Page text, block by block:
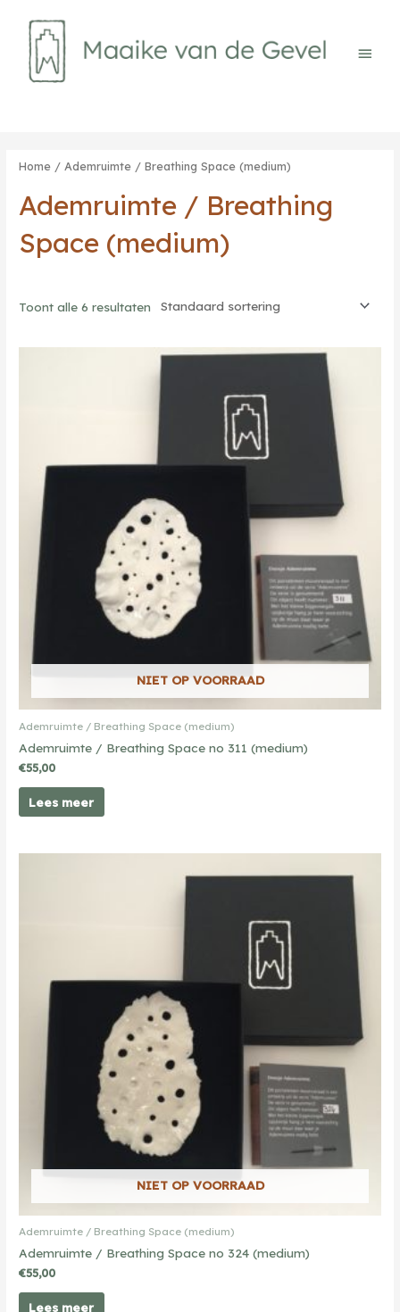
inhoud
Home / Ademruimte / Breathing Space (medium)
Ademruimte / Breathing
Space (medium)
Toont alle 6 resultaten
NIET OP VOORRAAD
Ademruimte / Breathing Space (medium)
Ademruimte / Breathing Space no 311 (medium)
€55,00
Lees meer
NIET OP VOORRAAD
Ademruimte / Breathing Space (medium)
Ademruimte / Breathing Space no 324 (medium)
€55,00
Lees meer